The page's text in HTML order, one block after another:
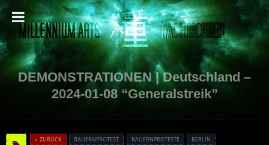
DEMONSTRATIONEN | Deutschland –
2024-01-08 “Generalstreik”
« ZURÜCK BAUERNPROTEST BAUERNPROTESTE
BERLIN